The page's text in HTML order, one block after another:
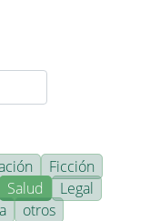
Ficción
Salud
Legal
otros